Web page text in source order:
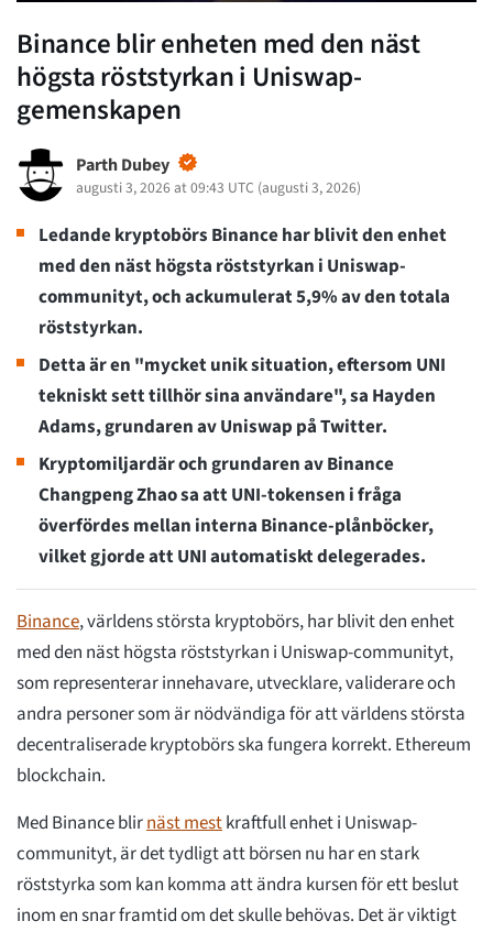
Binance blir enheten med den näst
högsta röststyrkan i Uniswap-
gemenskapen
Parth Dubey
augusti 3, 2026 at 09:43 UTC (augusti 3, 2026)
Ledande kryptobörs Binance har blivit den enhet
med den näst högsta röststyrkan i Uniswap-
communityt, och ackumulerat 5,9% av den totala
röststyrkan.
Detta är en "mycket unik situation, eftersom UNI
tekniskt sett tillhör sina användare", sa Hayden
Adams, grundaren av Uniswap på Twitter.
Kryptomiljardär och grundaren av Binance
Changpeng Zhao sa att UNI-tokensen i fråga
överfördes mellan interna Binance-plånböcker,
vilket gjorde att UNI automatiskt delegerades.
Binance, världens största kryptobörs, har blivit den enhet
med den näst högsta röststyrkan i Uniswap-communityt,
som representerar innehavare, utvecklare, validerare och
andra personer som är nödvändiga för att världens största
decentraliserade kryptobörs ska fungera korrekt. Ethereum
blockchain.
Med Binance blirnäst mestkraftfull enhet i Uniswap-
communityt, är det tydligt att börsen nu har en stark
röststyrka som kan komma att ändra kursen för ett beslut
inom en snar framtid om det skulle behövas. Det är viktigt